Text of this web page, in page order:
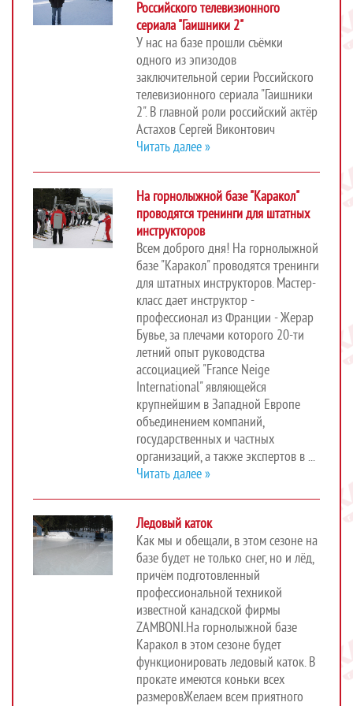
Российского телевизионного
сериала "Гаишники 2"
У нас на базе прошли съёмки
одного из эпизодов
заключительной серии Российского
телевизионного сериала "Гаишники
2". В главной роли российский актёр
Астахов Сергей Виконтович
Читать далее »
На горнолыжной базе "Каракол"
проводятся тренинги для штатных
инструкторов
Всем доброго дня! На горнолыжной
базе "Каракол" проводятся тренинги
для штатных инструкторов. Мастер-
класс дает инструктор -
профессионал из Франции - Жерар
Бувье, за плечами которого 20-ти
летний опыт руководства
ассоциацией "France Neige
International" являющейся
крупнейшим в Западной Европе
объединением компаний,
государственных и частных
организаций, а также экспертов в ...
Читать далее »
Ледовый каток
Как мы и обещали, в этом сезоне на
базе будет не только снег, но и лёд,
причём подготовленный
профессиональной техникой
известной канадской фирмы
ZAMBONI.На горнолыжной базе
Каракол в этом сезоне будет
функционировать ледовый каток. В
прокате имеются коньки всех
размеровЖелаем всем приятного